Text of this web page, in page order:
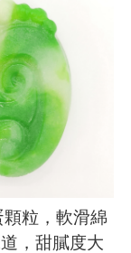
粒，軟滑綿
，甜膩度大